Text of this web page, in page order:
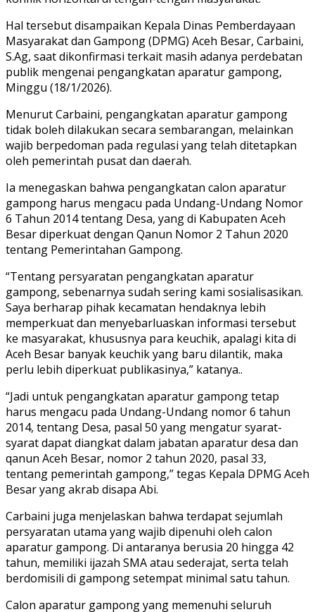
Hal tersebut disampaikan Kepala Dinas Pemberdayaan
Masyarakat dan Gampong (DPMG) Aceh Besar, Carbaini,
S.Ag, saat dikonfirmasi terkait masih adanya perdebatan
publik mengenai pengangkatan aparatur gampong,
Minggu (18/1/2026).
Menurut Carbaini, pengangkatan aparatur gampong
tidak boleh dilakukan secara sembarangan, melainkan
wajib berpedoman pada regulasi yang telah ditetapkan
oleh pemerintah pusat dan daerah.
Ia menegaskan bahwa pengangkatan calon aparatur
gampong harus mengacu pada Undang-Undang Nomor
6 Tahun 2014 tentang Desa, yang di Kabupaten Aceh
Besar diperkuat dengan Qanun Nomor 2 Tahun 2020
tentang Pemerintahan Gampong.
“Tentang persyaratan pengangkatan aparatur
gampong, sebenarnya sudah sering kami sosialisasikan.
Saya berharap pihak kecamatan hendaknya lebih
memperkuat dan menyebarluaskan informasi tersebut
ke masyarakat, khususnya para keuchik, apalagi kita di
Aceh Besar banyak keuchik yang baru dilantik, maka
perlu lebih diperkuat publikasinya,” katanya..
“Jadi untuk pengangkatan aparatur gampong tetap
harus mengacu pada Undang-Undang nomor 6 tahun
2014, tentang Desa, pasal 50 yang mengatur syarat-
syarat dapat diangkat dalam jabatan aparatur desa dan
qanun Aceh Besar, nomor 2 tahun 2020, pasal 33,
tentang pemerintah gampong,” tegas Kepala DPMG Aceh
Besar yang akrab disapa Abi.
Carbaini juga menjelaskan bahwa terdapat sejumlah
persyaratan utama yang wajib dipenuhi oleh calon
aparatur gampong. Di antaranya berusia 20 hingga 42
tahun, memiliki ijazah SMA atau sederajat, serta telah
berdomisili di gampong setempat minimal satu tahun.
Calon aparatur gampong yang memenuhi seluruh